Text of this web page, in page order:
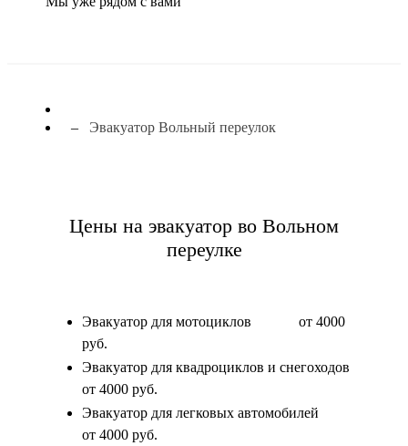
Эвакуатор Вольный переулок
Цены на эвакуатор во Вольном
переулке
Эвакуатор для мотоциклов
от 4000
руб.
Эвакуатор для квадроциклов и снегоходов
от 4000 руб.
Эвакуатор для легковых автомобилей
от 4000 руб.